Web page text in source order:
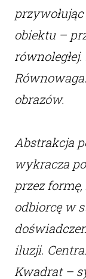
obiektu –
obrazów.
Abstrakcja
wykracza
przez
odbiorcę w
iluzji.
Kwadrat –